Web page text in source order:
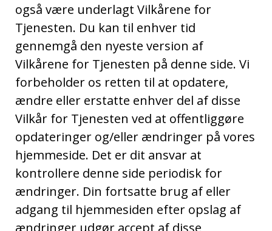
også være underlagt Vilkårene for
Tjenesten. Du kan til enhver tid
gennemgå den nyeste version af
Vilkårene for Tjenesten på denne side. Vi
forbeholder os retten til at opdatere,
ændre eller erstatte enhver del af disse
Vilkår for Tjenesten ved at offentliggøre
opdateringer og/eller ændringer på vores
hjemmeside. Det er dit ansvar at
kontrollere denne side periodisk for
ændringer. Din fortsatte brug af eller
adgang til hjemmesiden efter opslag af
ændringer udgør accept af disse